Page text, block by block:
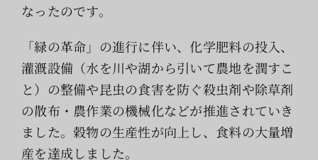
なったのです。
「緑の革命」の進行に伴い、化学肥料の投入、
灌漑設備（水を川や湖から引いて農地を潤すこ
と）の整備や昆虫の食害を防ぐ殺虫剤や除草剤
の散布・農作業の機械化などが推進されていき
ました。穀物の生産性が向上し、食料の大量増
産を達成しました。